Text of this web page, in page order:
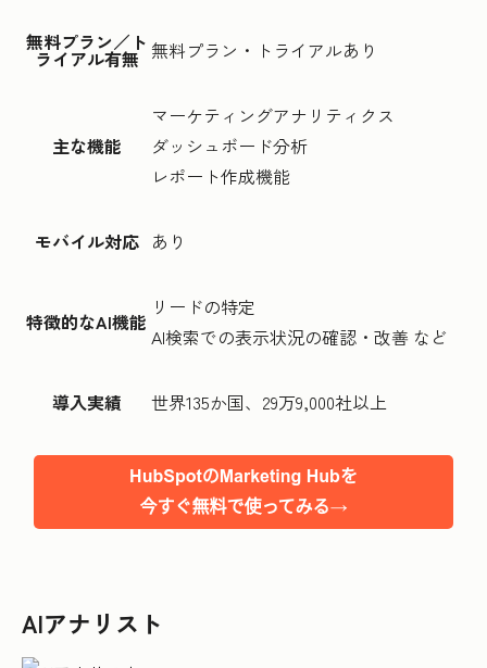
無料プラン／ト
ライアル有無 無料プラン・トライアルあり
主な機能
マーケティングアナリティクス
ダッシュボード分析
レポート作成機能
モバイル対応 あり
特徴的なAI機能
リードの特定
AI検索での表示状況の確認・改善 など
導入実績 世界135か国、29万9,000社以上
AIアナリスト